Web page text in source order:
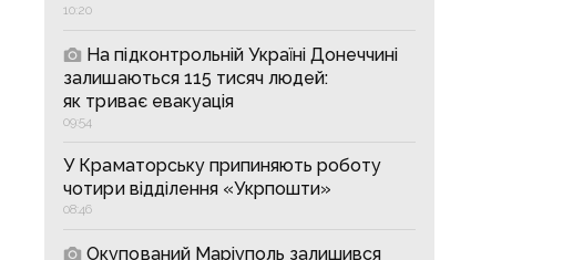
10:20
На підконтрольній Україні Донеччині
залишаються 115 тисяч людей:
як триває евакуація
09:54
У Краматорську припиняють роботу
чотири відділення «Укрпошти»
08:46
Окупований Маріуполь залишився